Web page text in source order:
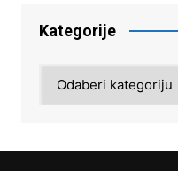
Kategorije